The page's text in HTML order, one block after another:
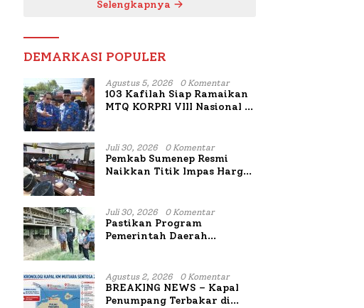
Mutiara Sentosa IISelengkapnya
DEMARKASI POPULER
Agustus 5, 2026 0 Komentar
103 Kafilah Siap Ramaikan
MTQ KORPRI VIII Nasional di
Juli 30, 2026 0 Komentar
Pemkab Sumenep Resmi
Naikkan Titik Impas Harga
Persen
Juli 30, 2026 0 Komentar
Pastikan Program
Pemerintah Daerah
Sumenep Tinjau Langsung
Budidaya Lele dan Ayam
Petelur di Desa Bataal Timur
Agustus 2, 2026 0 Komentar
BREAKING NEWS – Kapal
Penumpang Terbakar di